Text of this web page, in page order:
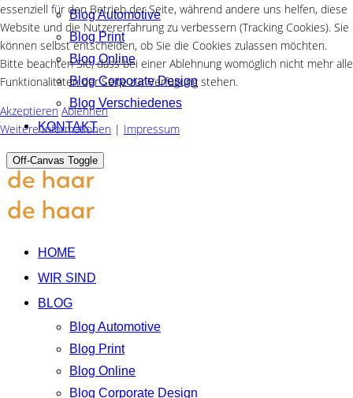
Blog Automotive
Blog Print
Blog Online
Blog Corporate Design
Blog Verschiedenes
KONTAKT
Off-Canvas Toggle
HOME
WIR SIND
BLOG
Blog Automotive
Blog Print
Blog Online
Blog Corporate Design
essenziell für den Betrieb der Seite, während andere uns helfen, diese
Website und die Nutzererfahrung zu verbessern (Tracking Cookies). Sie
können selbst entscheiden, ob Sie die Cookies zulassen möchten.
Bitte beachten Sie, dass bei einer Ablehnung womöglich nicht mehr alle
Funktionalitäten der Seite zur Verfügung stehen.
Akzeptieren Ablehnen
Weitere Informationen | Impressum